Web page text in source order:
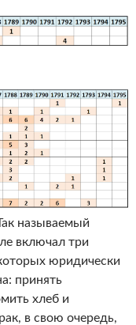
называемый
включал три
юридически
принять
хлеб и
в свою очередь,